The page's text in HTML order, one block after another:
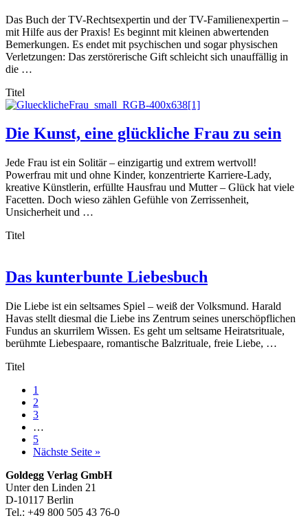
Das Buch der TV-Rechtsexpertin und der TV-Familienexpertin –
mit Hilfe aus der Praxis! Es beginnt mit kleinen abwertenden
Bemerkungen. Es endet mit psychischen und sogar physischen
Verletzungen: Das zerstörerische Gift schleicht sich unauffällig in
die …
Titel
Die Kunst, eine glückliche Frau zu sein
Jede Frau ist ein Solitär – einzigartig und extrem wertvoll!
Powerfrau mit und ohne Kinder, konzentrierte Karriere-Lady,
kreative Künstlerin, erfüllte Hausfrau und Mutter – Glück hat viele
Facetten. Doch wieso zählen Gefühle von Zerrissenheit,
Unsicherheit und …
Titel
Das kunterbunte Liebesbuch
Die Liebe ist ein seltsames Spiel – weiß der Volksmund. Harald
Havas stellt diesmal die Liebe ins Zentrum seines unerschöpflichen
Fundus an skurrilem Wissen. Es geht um seltsame Heiratsrituale,
berühmte Liebespaare, romantische Balzrituale, freie Liebe, …
Titel
Seite
1
Seite
2
Seite
3
Zwischenseiten
…
Seite
5
Nächste Seite aufrufen
»
Footer-
Section
Goldegg Verlag GmbH
Unter den Linden 21
D-10117 Berlin
Tel.: +49 800 505 43 76-0